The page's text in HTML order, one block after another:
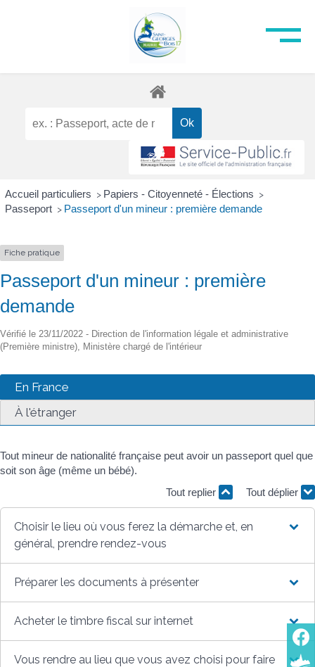
Accueil particuliers > Papiers - Citoyenneté - Élections >
Passeport > Passeport d'un mineur : première demande
Fiche pratique
Passeport d'un mineur : première
demande
Vérifié le 23/11/2022 - Direction de l'information légale et administrative
(Première ministre), Ministère chargé de l'intérieur
En France
À l'étranger
Tout mineur de nationalité française peut avoir un passeport quel que
soit son âge (même un bébé).
Tout replier
Tout déplier
Choisir le lieu où vous ferez la démarche et, en
général, prendre rendez-vous
Préparer les documents à présenter
Acheter le timbre fiscal sur internet
Vous rendre au lieu que vous avez choisi pour faire